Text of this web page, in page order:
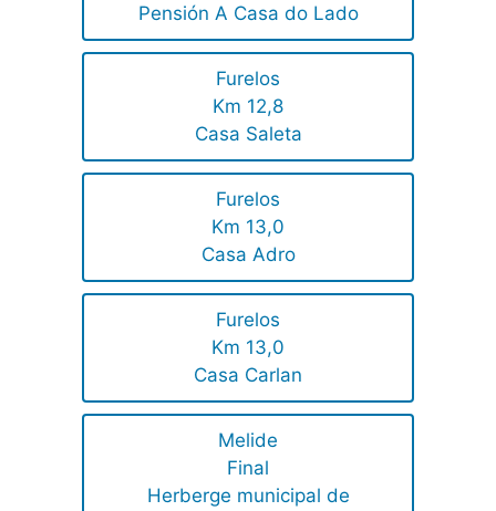
Pensión A Casa do Lado
Furelos
Km 12,8
Casa Saleta
Furelos
Km 13,0
Casa Adro
Furelos
Km 13,0
Casa Carlan
Melide
Final
Herberge municipal de